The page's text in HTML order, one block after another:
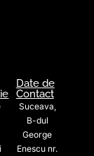
Date de
Contact
Suceava,
B-dul
George
Enescu nr.